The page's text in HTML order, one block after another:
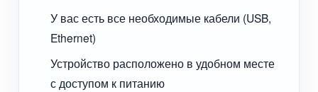
У вас есть все необходимые кабели (USB,
Ethernet)
Устройство расположено в удобном месте
с доступом к питанию